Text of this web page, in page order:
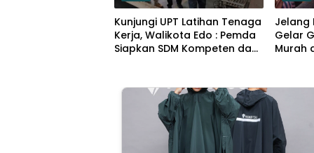
Kunjungi UPT Latihan Tenaga
Kerja, Walikota Edo : Pemda
Siapkan SDM Kompeten dan
Jelang
Gelar
Murah